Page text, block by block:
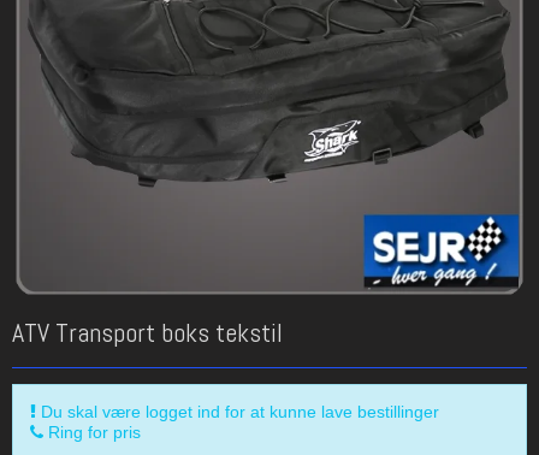
ATV Transport boks tekstil
Du skal være logget ind for at kunne lave bestillinger
Ring for pris